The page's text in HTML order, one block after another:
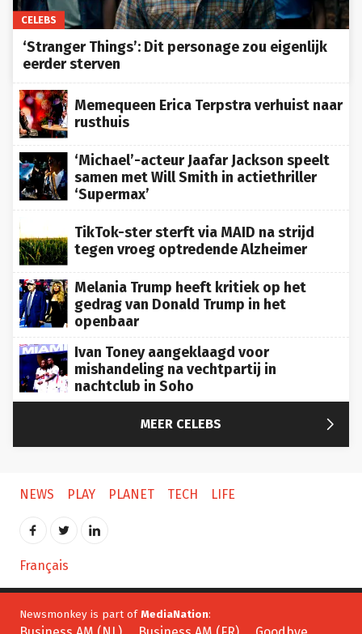
CELEBS
‘Stranger Things’: Dit personage zou eigenlijk
eerder sterven
Memequeen Erica Terpstra verhuist naar
rusthuis
‘Michael’-acteur Jaafar Jackson speelt
samen met Will Smith in actiethriller
‘Supermax’
TikTok-ster sterft via MAID na strijd
tegen vroeg optredende Alzheimer
Melania Trump heeft kritiek op het
gedrag van Donald Trump in het
openbaar
Ivan Toney aangeklaagd voor
mishandeling na vechtpartij in
nachtclub in Soho
MEER CELEBS 
NEWS PLAY PLANET TECH LIFE
Français
Newsmonkey is part ofMediaNation: